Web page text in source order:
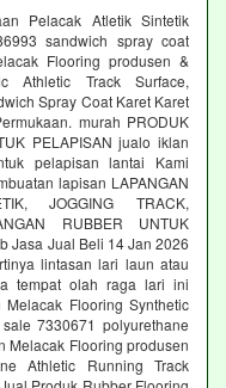
Pelacak Atletik Sintetik
sandwich spray coat
Flooring produsen &
Athletic Track Surface,
Spray Coat Karet Karet
murah PRODUK
PELAPISAN jualo iklan
pelapisan lantai Kami
lapisan LAPANGAN
JOGGING TRACK,
RUBBER UNTUK
Jasa Jual Beli 14 Jan 2026
lintasan lari laun atau
tempat olah raga lari ini
Flooring Synthetic
7330671 polyurethane
Melacak Flooring produsen
Athletic Running Track